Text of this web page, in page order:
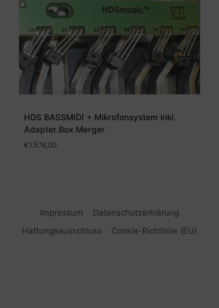
HDS BASSMIDI + Mikrofonsystem inkl.
Adapter.Box Merger
€1.574,00
Impressum
Datenschutzerklärung
Haftungsausschluss
Cookie-Richtlinie (EU)